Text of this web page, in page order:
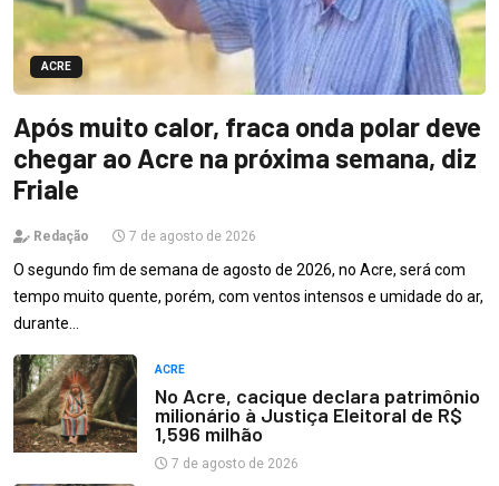
ACRE
Após muito calor, fraca onda polar deve
chegar ao Acre na próxima semana, diz
Friale
Redação 7 de agosto de 2026
O segundo fim de semana de agosto de 2026, no Acre, será com
tempo muito quente, porém, com ventos intensos e umidade do ar,
durante…
ACRE
No Acre, cacique declara patrimônio
milionário à Justiça Eleitoral de R$
1,596 milhão
7 de agosto de 2026